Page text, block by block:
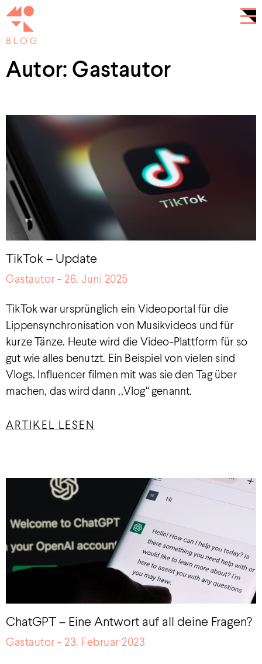
BLOG
Autor: Gastautor
TikTok – Update
Gastautor 26. Juni 2025
TikTok war ursprünglich ein Videoportal für die
Lippensynchronisation von Musikvideos und für
kurze Tänze. Heute wird die Video-Plattform für so
gut wie alles benutzt. Ein Beispiel von vielen sind
Vlogs. Influencer filmen mit was sie den Tag über
machen, das wird dann ,,Vlog“ genannt.
ARTIKEL LESEN
ChatGPT – Eine Antwort auf all deine Fragen?
Gastautor 23. Februar 2023